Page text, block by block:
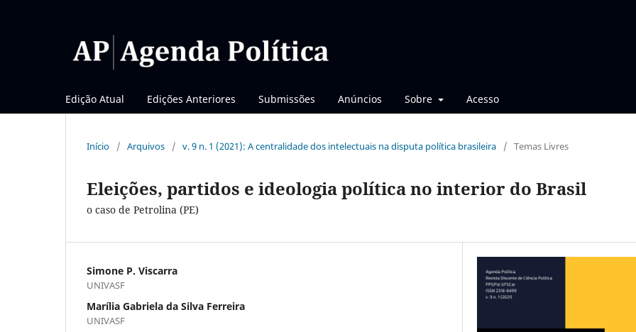
Edição Atual Edições Anteriores Submissões Anúncios Sobre Acesso
Início / Arquivos / v. 9 n. 1 (2021): A centralidade dos intelectuais na disputa política brasileira / Temas Livres
Eleições, partidos e ideologia política no interior do Brasil
o caso de Petrolina (PE)
Simone P. Viscarra
UNIVASF
Marília Gabriela da Silva Ferreira
UNIVASF